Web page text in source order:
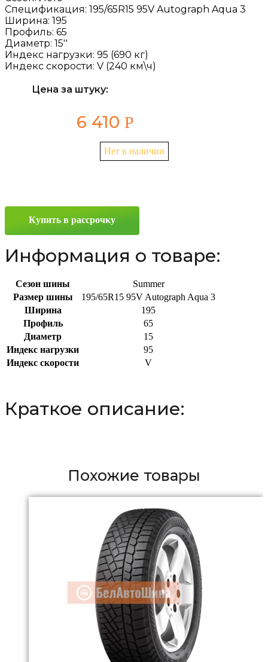
Спецификация: 195/65R15 95V Autograph Aqua 3
Ширина: 195
Профиль: 65
Диаметр: 15''
Индекс нагрузки: 95 (690 кг)
Индекс скорости: V (240 км\ч)
Цена за штуку:
6 410 Р
Нет в наличии
Купить в рассрочку
Информация о товаре:
Сезон шины
Summer
Размер шины
195/65R15 95V Autograph Aqua 3
Ширина
195
Профиль
65
Диаметр
15
Индекс нагрузки
95
Индекс скорости
V
Краткое описание:
Похожие товары